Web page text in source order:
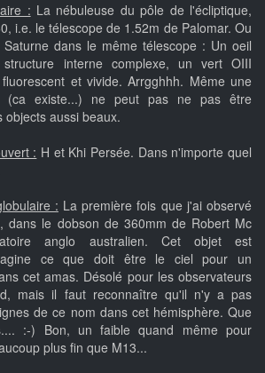
: La nébuleuse du pôle de l'écliptique,
i.e. le télescope de 1.52m de Palomar. Ou
dans le même télescope : Un oeil
interne complexe, un vert OIII
et vivide. Arrgghhh. Même une
(ca existe...) ne peut pas ne pas être
aussi beaux.
: H et Khi Persée. Dans n'importe quel
: La première fois que j'ai observé
dans le dobson de 360mm de Robert Mc
anglo australien. Cet objet est
ce que doit être le ciel pour un
cet amas. Désolé pour les observateurs
mais il faut reconnaître qu'il n'y a pas
de ce nom dans cet hémisphère. Que
:-) Bon, un faible quand même pour
plus fin que M13...